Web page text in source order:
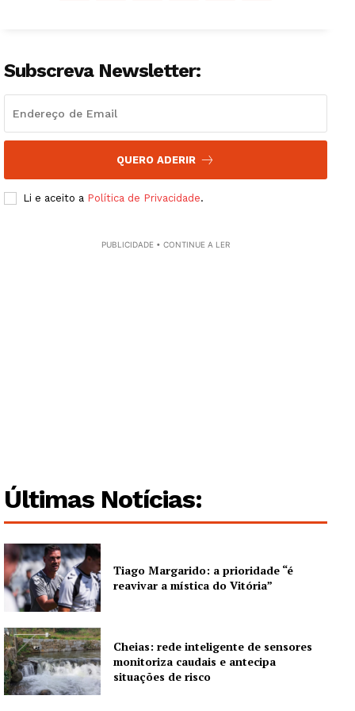
Subscreva Newsletter:
QUERO ADERIR
Li e aceito a Política de Privacidade.
PUBLICIDADE • CONTINUE A LER
Últimas Notícias:
Tiago Margarido: a prioridade “é
reavivar a mística do Vitória”
Cheias: rede inteligente de sensores
monitoriza caudais e antecipa
situações de risco